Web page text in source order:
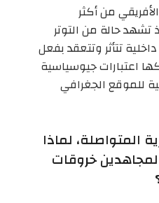
من أكثر
تشهد حالة من التوتر
تتأثر وتتعقد بفعل
اعتبارات جيوسياسية
للموقع الجغرافي
المتواصلة، لماذا
خروقات